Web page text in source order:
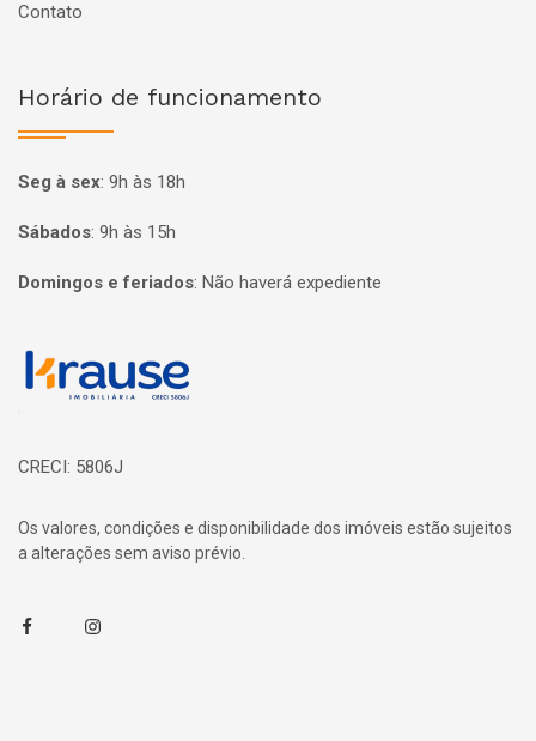
Contato
Horário de funcionamento
Seg à sex: 9h às 18h
Sábados: 9h às 15h
Domingos e feriados: Não haverá expediente
Página inicial
CRECI: 5806J
Os valores, condições e disponibilidade dos imóveis estão sujeitos
a alterações sem aviso prévio.
FacebookInstagram